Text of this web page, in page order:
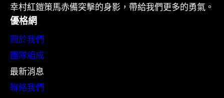
幸村紅鎧策馬赤備突擊的身影，帶給我們更多的勇氣。
優格網
關於我們
團隊組成
最新消息
聯絡我們